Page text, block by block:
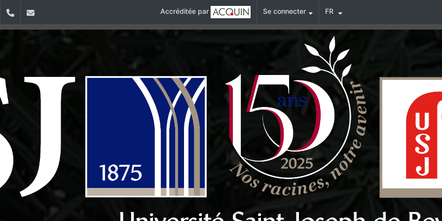
YouTube+961 (1) 421 317 Accréditée par Se connecter FR